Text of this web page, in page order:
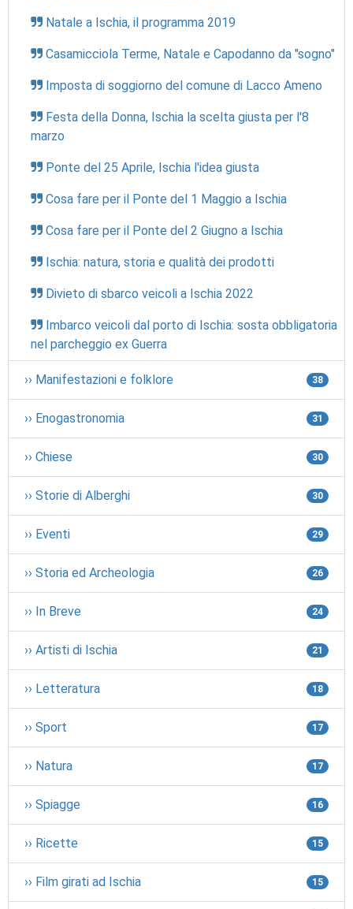
Natale a Ischia, il programma 2019
Casamicciola Terme, Natale e Capodanno da "sogno"
Imposta di soggiorno del comune di Lacco Ameno
Festa della Donna, Ischia la scelta giusta per l'8
marzo
Ponte del 25 Aprile, Ischia l'idea giusta
Cosa fare per il Ponte del 1 Maggio a Ischia
Cosa fare per il Ponte del 2 Giugno a Ischia
Ischia: natura, storia e qualità dei prodotti
Divieto di sbarco veicoli a Ischia 2022
Imbarco veicoli dal porto di Ischia: sosta obbligatoria
nel parcheggio ex Guerra
›› Manifestazioni e folklore 38
›› Enogastronomia 31
›› Chiese 30
›› Storie di Alberghi 30
›› Eventi 29
›› Storia ed Archeologia 26
›› In Breve 24
›› Artisti di Ischia 21
›› Letteratura 18
›› Sport 17
›› Natura 17
›› Spiagge 16
›› Ricette 15
›› Film girati ad Ischia 15